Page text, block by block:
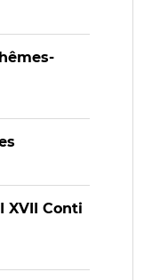
XVII Conti